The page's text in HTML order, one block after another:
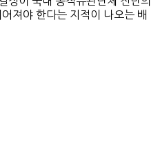
져야 한다는 지적이 나오는 배